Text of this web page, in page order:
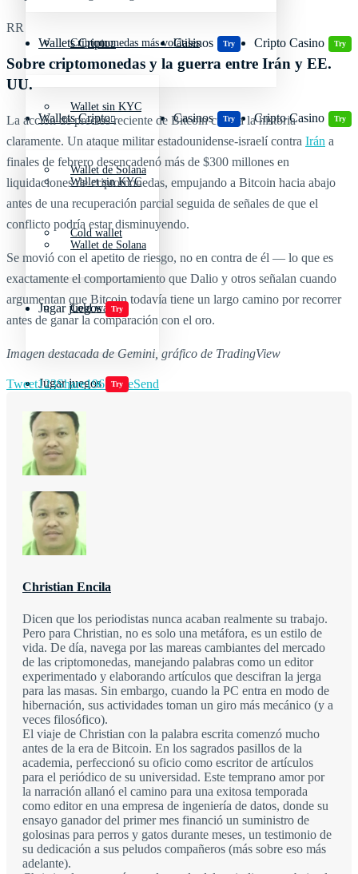
Wallets Cripto
Wallet sin KYC
Wallet de Solana
Cold wallet
Casinos Try Cripto Casino Try
Jugar juegos Try
Criptomonedas más volátiles
Wallets Cripto
Wallet sin KYC
Wallet de Solana
Cold wallet
Casinos Try Cripto Casino Try
Jugar juegos Try
RR
Sobre criptomonedas y la guerra entre Irán y EE.
UU.
La acción de precios reciente de Bitcoin cuenta la historia
claramente. Un ataque militar estadounidense-israelí contra Irán a
finales de febrero desencadenó más de $300 millones en
liquidaciones de criptomonedas, empujando a Bitcoin hacia abajo
antes de una recuperación parcial seguida de señales de que el
conflicto podría estar disminuyendo.
Se movió con el apetito de riesgo, no en contra de él — lo que es
exactamente el comportamiento que Dalio y otros señalan cuando
argumentan que Bitcoin todavía tiene un largo camino por recorrer
antes de ganar la comparación con el oro.
Imagen destacada de Gemini, gráfico de TradingView
Tweet123Share196 ShareSend
Christian Encila
Dicen que los periodistas nunca acaban realmente su trabajo.
Pero para Christian, no es solo una metáfora, es un estilo de
vida. De día, navega por las mareas cambiantes del mercado
de las criptomonedas, manejando palabras como un editor
experimentado y elaborando artículos que descifran la jerga
para las masas. Sin embargo, cuando la PC entra en modo de
hibernación, sus actividades toman un giro más mecánico (y a
veces filosófico).
El viaje de Christian con la palabra escrita comenzó mucho
antes de la era de Bitcoin. En los sagrados pasillos de la
academia, perfeccionó su oficio como escritor de artículos
para el periódico de su universidad. Este temprano amor por
la narración allanó el camino para una exitosa temporada
como editor en una empresa de ingeniería de datos, donde su
ensayo ganador del primer mes financió un suministro de
golosinas para perros y gatos durante meses, un testimonio de
su dedicación a sus peludos compañeros (más sobre eso más
adelante).